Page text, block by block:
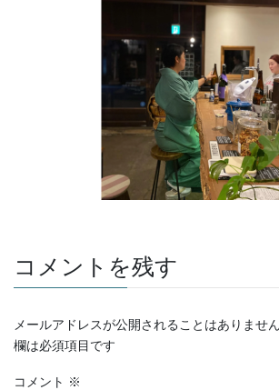
コメントを残す
メールアドレスが公開されることはありません
欄は必須項目です
コメント ※